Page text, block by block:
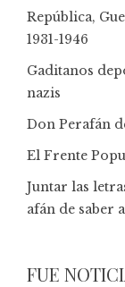
República,
1931-1946
Gaditanos
nazis
Don Perafán
El Frente
Juntar las
afán de saber
FUE